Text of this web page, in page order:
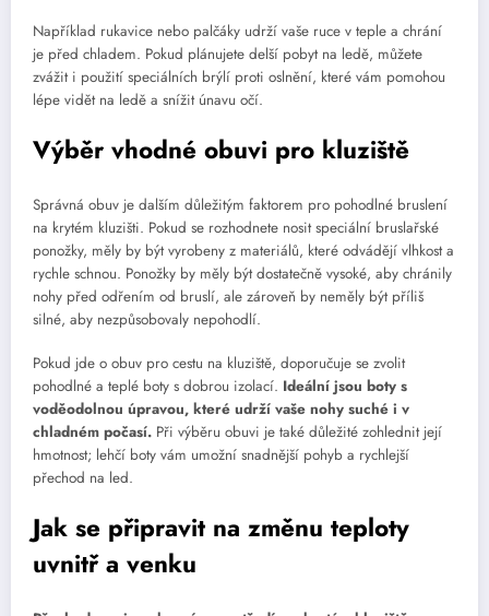
Například rukavice nebo palčáky udrží vaše ruce v teple a chrání
je před chladem. Pokud plánujete delší pobyt na ledě, můžete
zvážit i použití speciálních brýlí proti oslnění, které vám pomohou
lépe vidět na ledě a snížit únavu očí.
Výběr vhodné obuvi pro kluziště
Správná obuv je dalším důležitým faktorem pro pohodlné bruslení
na krytém kluzišti. Pokud se rozhodnete nosit speciální bruslařské
ponožky, měly by být vyrobeny z materiálů, které odvádějí vlhkost a
rychle schnou. Ponožky by měly být dostatečně vysoké, aby chránily
nohy před odřením od bruslí, ale zároveň by neměly být příliš
silné, aby nezpůsobovaly nepohodlí.
Pokud jde o obuv pro cestu na kluziště, doporučuje se zvolit
pohodlné a teplé boty s dobrou izolací. Ideální jsou boty s
voděodolnou úpravou, které udrží vaše nohy suché i v
chladném počasí. Při výběru obuvi je také důležité zohlednit její
hmotnost; lehčí boty vám umožní snadnější pohyb a rychlejší
přechod na led.
Jak se připravit na změnu teploty
uvnitř a venku